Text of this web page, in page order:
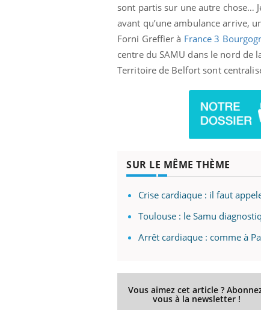
sont partis sur une autre chose…
avant qu’une ambulance arrive,
Forni Greffier à France 3
centre du SAMU dans le nord de
Territoire de Belfort sont
SUR LE MÊME THÈME
Crise cardiaque : il faut
Toulouse : le Samu
Arrêt cardiaque : comme à
Vous aimez cet article ?
vous à la newsletter !